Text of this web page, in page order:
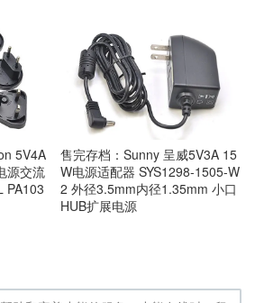
5V4A
源交流
PA103
售完存档：Sunny 呈威5V3A 15
W电源适配器 SYS1298-1505-W
2 外径3.5mm内径1.35mm 小口
HUB扩展电源